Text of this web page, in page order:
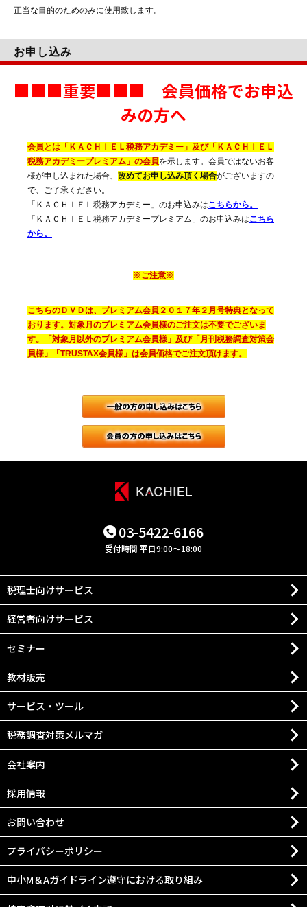
正当な目的のためのみに使用致します。
お申し込み
■■■重要■■■ 会員価格でお申込
みの方へ
会員とは「ＫＡＣＨＩＥＬ税務アカデミー」及び「ＫＡＣＨＩＥＬ
税務アカデミープレミアム」の会員を示します。会員ではないお客
様が申し込まれた場合、 改めてお申し込み頂く場合がございますの
で、ご了承ください。
「ＫＡＣＨＩＥＬ税務アカデミー」のお申込みはこちらから。
「ＫＡＣＨＩＥＬ税務アカデミープレミアム」のお申込みはこちら
から。
※ご注意※
こちらのＤＶＤは、プレミアム会員２０１７年２月号特典となって
おります。対象月のプレミアム会員様のご注文は不要でございま
す。「対象月以外のプレミアム会員様」及び「月刊税務調査対策会
員様」「TRUSTAX会員様」は会員価格でご注文頂けます。
03-5422-6166
受付時間 平日9:00～18:00
税理士向けサービス
経営者向けサービス
セミナー
教材販売
サービス・ツール
税務調査対策メルマガ
会社案内
採用情報
お問い合わせ
プライバシーポリシー
中小M＆Aガイドライン遵守における取り組み